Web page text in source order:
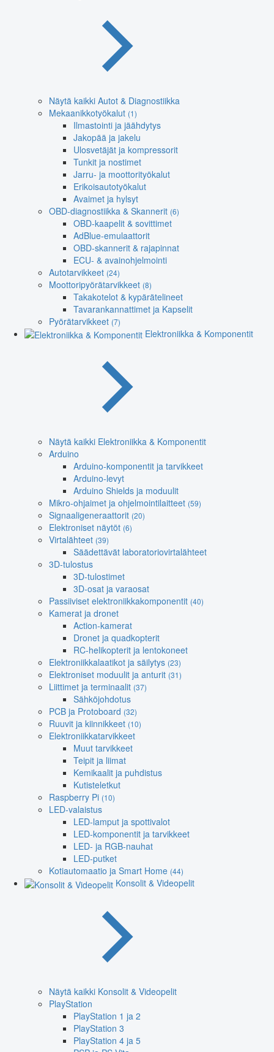
Näytä kaikki Autot & Diagnostiikka
Mekaanikkotyökalut (1)
Ilmastointi ja jäähdytys
Jakopää ja jakelu
Ulosvetäjät ja kompressorit
Tunkit ja nostimet
Jarru- ja moottorityökalut
Erikoisautotyökalut
Avaimet ja hylsyt
OBD-diagnostiikka & Skannerit (6)
OBD-kaapelit & sovittimet
AdBlue-emulaattorit
OBD-skannerit & rajapinnat
ECU- & avainohjelmointi
Autotarvikkeet (24)
Moottoripyörätarvikkeet (8)
Takakotelot & kypärätelineet
Tavarankannattimet ja Kapselit
Pyörätarvikkeet (7)
Elektroniikka & Komponentit
Näytä kaikki Elektroniikka & Komponentit
Arduino
Arduino-komponentit ja tarvikkeet
Arduino-levyt
Arduino Shields ja moduulit
Mikro-ohjaimet ja ohjelmointilaitteet (59)
Signaaligeneraattorit (20)
Elektroniset näytöt (6)
Virtalähteet (39)
Säädettävät laboratoriovirtalähteet
3D-tulostus
3D-tulostimet
3D-osat ja varaosat
Passiiviset elektroniikkakomponentit (40)
Kamerat ja dronet
Action-kamerat
Dronet ja quadkopterit
RC-helikopterit ja lentokoneet
Elektroniikkalaatikot ja säilytys (23)
Elektroniset moduulit ja anturit (31)
Liittimet ja terminaalit (37)
Sähköjohdotus
PCB ja Protoboard (32)
Ruuvit ja kiinnikkeet (10)
Elektroniikkatarvikkeet
Muut tarvikkeet
Teipit ja liimat
Kemikaalit ja puhdistus
Kutisteletkut
Raspberry Pi (10)
LED-valaistus
LED-lamput ja spottivalot
LED-komponentit ja tarvikkeet
LED- ja RGB-nauhat
LED-putket
Kotiautomaatio ja Smart Home (44)
Konsolit & Videopelit
Näytä kaikki Konsolit & Videopelit
PlayStation
PlayStation 1 ja 2
PlayStation 3
PlayStation 4 ja 5